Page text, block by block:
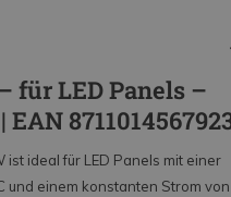
für LED Panels –
EAN
ist ideal für LED Panels mit einer
und einem konstanten Strom von